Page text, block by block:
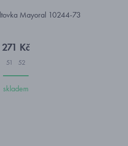
Mayoral 10244-73
271 Kč
51 52
skladem